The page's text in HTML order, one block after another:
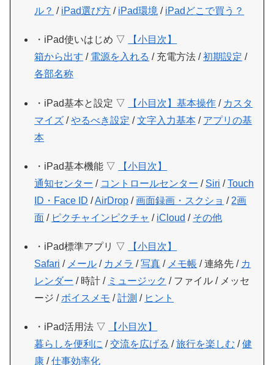
ル？ / iPad選び方 / iPad環境 / iPadどこで買う？
・iPad使いはじめ ▽
【小目次】
箱から出す / 電源を入れる / 充電方法 /初期設定 /
各部名称
・iPad基本と設定 ▽ 【小目次】基本操作 / カスタ
マイズ /やるべき設定 /文字入力基本 / アプリの基
本
・iPad基本機能 ▽
【小目次】
通知センター / コントロールセンター / Siri /Touch
ID・Face ID /AirDrop /画面録画・スクショ / 2画
面 / ピクチャインピクチャ / iCloud / その他
・iPad標準アプリ ▽
【小目次】
Safari / メール / カメラ /写真 / メモ帳 / 連絡先 / カ
レンダー / 時計 / ミュージック / ファイル / メッセ
ージ / ボイスメモ /計測 / ヒント
・iPad活用法 ▽
【小目次】
暮らしを便利に /交流を広げる /旅行を楽しむ /健
康 /仕事効率化